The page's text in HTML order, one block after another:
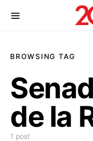
BROWSING TAG
de la
1 post